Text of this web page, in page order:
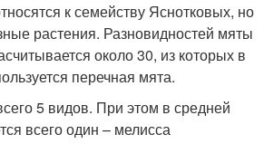
к семейству Яснотковых, но
растения. Разновидностей мяты
около 30, из которых в
перечная мята.
5 видов. При этом в средней
всего один – мелисса